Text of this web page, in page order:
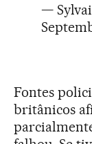
—
Fontes
britânicos